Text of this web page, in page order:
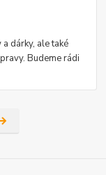
dárky, ale také
Budeme rádi